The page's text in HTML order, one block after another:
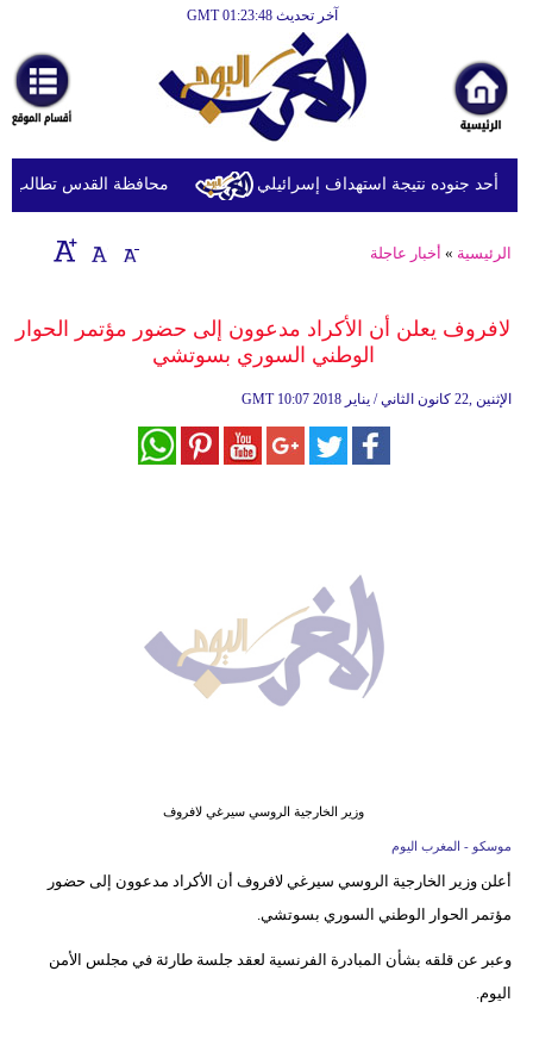
آخر تحديث GMT 01:23:48
أخبارعاجلة
رياضة
ثقافة
إقتصاد
وموسيقى
مرأة
محافظة القدس تطالب أحد جنوده نتيجة استهداف إسرائيلي
الرئيسية » أخبار عاجلة
لافروف يعلن أن الأكراد مدعوون إلى حضور مؤتمر الحوار
الوطني السوري بسوتشي
GMT 10:07 2018 الإثنين ,22 كانون الثاني / يناير
وزير الخارجية الروسي سيرغي لافروف
موسكو - المغرب اليوم
أعلن وزير الخارجية الروسي سيرغي لافروف أن الأكراد مدعوون إلى حضور
مؤتمر الحوار الوطني السوري بسوتشي.
وعبر عن قلقه بشأن المبادرة الفرنسية لعقد جلسة طارئة في مجلس الأمن
اليوم.